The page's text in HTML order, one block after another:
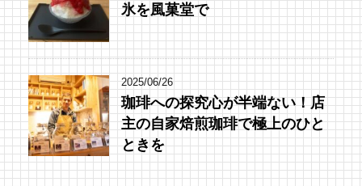
氷を風菓堂で
2025/06/26
珈琲への探究心が半端ない！店
主の自家焙煎珈琲で極上のひと
ときを